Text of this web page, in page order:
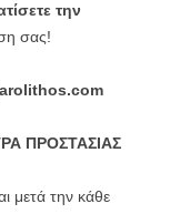
την
σας!
ΠΡΟΣΤΑΣΙΑΣ
μετά την κάθε